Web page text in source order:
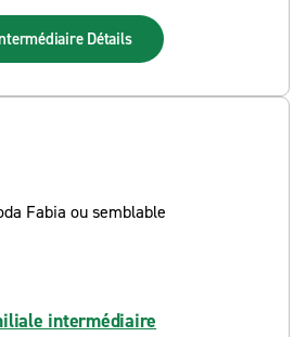
Détails
intermédiaire